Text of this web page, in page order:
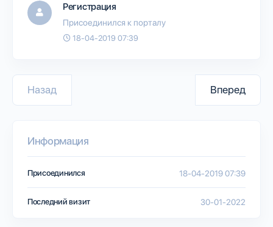
Регистрация
Присоединился к порталу
18-04-2019 07:39
Назад Вперед
Информация
Присоединился 18-04-2019 07:39
Последний визит 30-01-2022